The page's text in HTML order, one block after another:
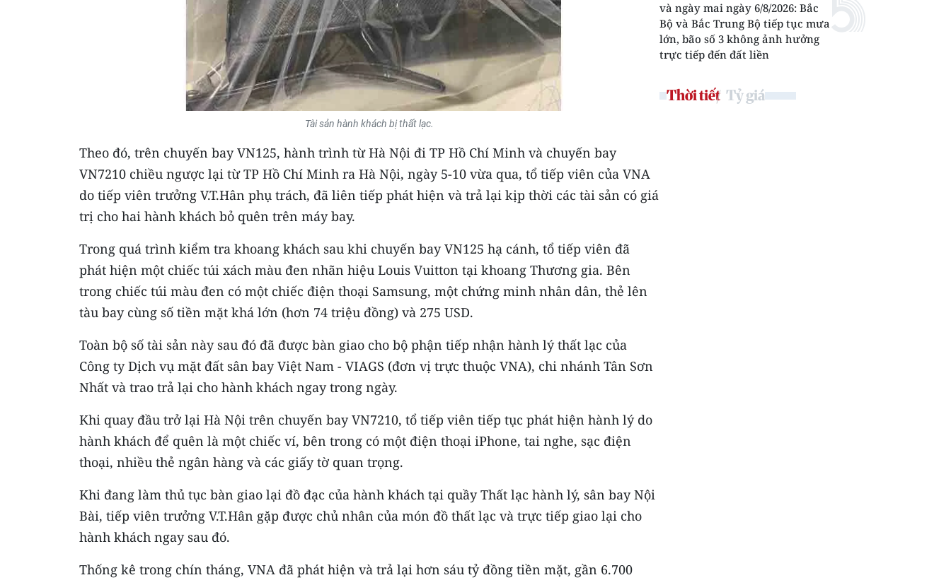
Tài sản hành khách bị thất lạc.
Theo đó, trên chuyến bay VN125, hành trình từ Hà Nội đi TP Hồ Chí Minh và chuyến bay
VN7210 chiều ngược lại từ TP Hồ Chí Minh ra Hà Nội, ngày 5-10 vừa qua, tổ tiếp viên của VNA
do tiếp viên trưởng V.T.Hân phụ trách, đã liên tiếp phát hiện và trả lại kịp thời các tài sản có giá
trị cho hai hành khách bỏ quên trên máy bay.
Trong quá trình kiểm tra khoang khách sau khi chuyến bay VN125 hạ cánh, tổ tiếp viên đã
phát hiện một chiếc túi xách màu đen nhãn hiệu Louis Vuitton tại khoang Thương gia. Bên
trong chiếc túi màu đen có một chiếc điện thoại Samsung, một chứng minh nhân dân, thẻ lên
tàu bay cùng số tiền mặt khá lớn (hơn 74 triệu đồng) và 275 USD.
Toàn bộ số tài sản này sau đó đã được bàn giao cho bộ phận tiếp nhận hành lý thất lạc của
Công ty Dịch vụ mặt đất sân bay Việt Nam - VIAGS (đơn vị trực thuộc VNA), chi nhánh Tân Sơn
Nhất và trao trả lại cho hành khách ngay trong ngày.
Khi quay đầu trở lại Hà Nội trên chuyến bay VN7210, tổ tiếp viên tiếp tục phát hiện hành lý do
hành khách để quên là một chiếc ví, bên trong có một điện thoại iPhone, tai nghe, sạc điện
thoại, nhiều thẻ ngân hàng và các giấy tờ quan trọng.
Khi đang làm thủ tục bàn giao lại đồ đạc của hành khách tại quầy Thất lạc hành lý, sân bay Nội
Bài, tiếp viên trưởng V.T.Hân gặp được chủ nhân của món đồ thất lạc và trực tiếp giao lại cho
hành khách ngay sau đó.
Thống kê trong chín tháng, VNA đã phát hiện và trả lại hơn sáu tỷ đồng tiền mặt, gần 6.700
và ngày mai ngày 6/8/2026: Bắc
Bộ và Bắc Trung Bộ tiếp tục mưa
lớn, bão số 3 không ảnh hưởng
trực tiếp đến đất liền
Thời tiết Tỷ giá